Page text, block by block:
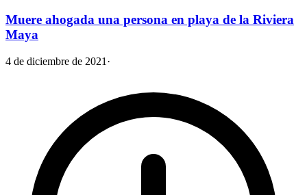
Muere ahogada una persona en playa de la Riviera
Maya
4 de diciembre de 2021 ·